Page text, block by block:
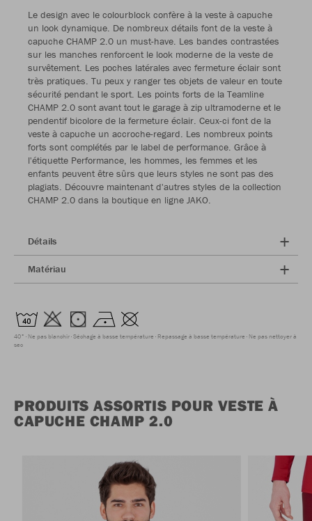
Le design avec le colourblock confère à la veste à capuche
un look dynamique. De nombreux détails font de la veste à
capuche CHAMP 2.0 un must-have. Les bandes contrastées
sur les manches renforcent le look moderne de la veste de
survêtement. Les poches latérales avec fermeture éclair sont
très pratiques. Tu peux y ranger tes objets de valeur en toute
sécurité pendant le sport. Les points forts de la Teamline
CHAMP 2.0 sont avant tout le garage à zip ultramoderne et le
pendentif bicolore de la fermeture éclair. Ceux-ci font de la
veste à capuche un accroche-regard. Les nombreux points
forts sont complétés par le label de performance. Grâce à
l'étiquette Performance, les hommes, les femmes et les
enfants peuvent être sûrs que leurs styles ne sont pas des
plagiats. Découvre maintenant d'autres styles de la collection
CHAMP 2.0 dans la boutique en ligne JAKO.
Détails
Matériau
40° Ne pas blanchir Séchage à basse température Repassage à basse température Ne pas nettoyer à
sec
PRODUITS ASSORTIS POUR VESTE À
CAPUCHE CHAMP 2.0